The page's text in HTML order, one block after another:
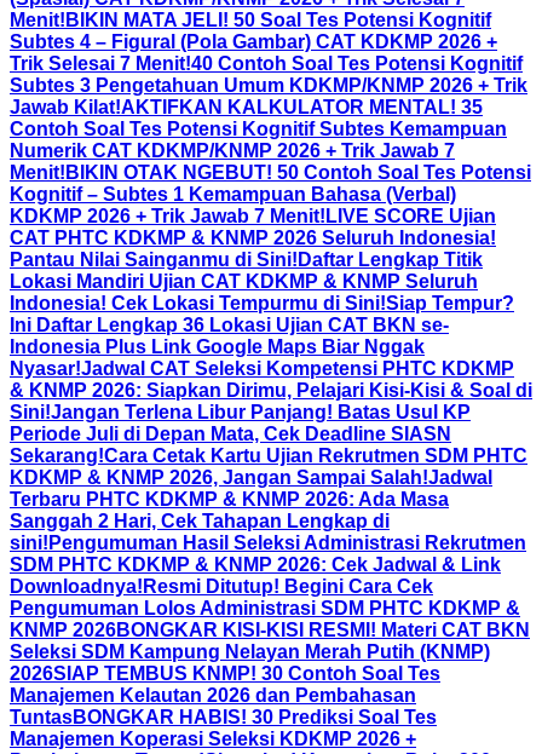
Menit! BIKIN MATA JELI! 50 Soal Tes Potensi Kognitif
Subtes 4 – Figural (Pola Gambar) CAT KDKMP 2026 +
Trik Selesai 7 Menit!40 Contoh Soal Tes Potensi Kognitif
Subtes 3 Pengetahuan Umum KDKMP/KNMP 2026 + Trik
Jawab Kilat!AKTIFKAN KALKULATOR MENTAL! 35
Contoh Soal Tes Potensi Kognitif Subtes Kemampuan
Numerik CAT KDKMP/KNMP 2026 + Trik Jawab 7
Menit! BIKIN OTAK NGEBUT! 50 Contoh Soal Tes Potensi
Kognitif – Subtes 1 Kemampuan Bahasa (Verbal)
KDKMP 2026 + Trik Jawab 7 Menit! LIVE SCORE Ujian
CAT PHTC KDKMP & KNMP 2026 Seluruh Indonesia!
Pantau Nilai Sainganmu di Sini! Daftar Lengkap Titik
Lokasi Mandiri Ujian CAT KDKMP & KNMP Seluruh
Indonesia! Cek Lokasi Tempurmu di Sini!Siap Tempur?
Ini Daftar Lengkap 36 Lokasi Ujian CAT BKN se-
Indonesia Plus Link Google Maps Biar Nggak
Nyasar!Jadwal CAT Seleksi Kompetensi PHTC KDKMP
& KNMP 2026: Siapkan Dirimu, Pelajari Kisi-Kisi & Soal di
Sini!Jangan Terlena Libur Panjang! Batas Usul KP
Periode Juli di Depan Mata, Cek Deadline SIASN
Sekarang!Cara Cetak Kartu Ujian Rekrutmen SDM PHTC
KDKMP & KNMP 2026, Jangan Sampai Salah!Jadwal
Terbaru PHTC KDKMP & KNMP 2026: Ada Masa
Sanggah 2 Hari, Cek Tahapan Lengkap di
sini! Pengumuman Hasil Seleksi Administrasi Rekrutmen
SDM PHTC KDKMP & KNMP 2026: Cek Jadwal & Link
Downloadnya! Resmi Ditutup! Begini Cara Cek
Pengumuman Lolos Administrasi SDM PHTC KDKMP &
KNMP 2026BONGKAR KISI-KISI RESMI! Materi CAT BKN
Seleksi SDM Kampung Nelayan Merah Putih (KNMP)
2026SIAP TEMBUS KNMP! 30 Contoh Soal Tes
Manajemen Kelautan 2026 dan Pembahasan
TuntasBONGKAR HABIS! 30 Prediksi Soal Tes
Manajemen Koperasi Seleksi KDKMP 2026 +